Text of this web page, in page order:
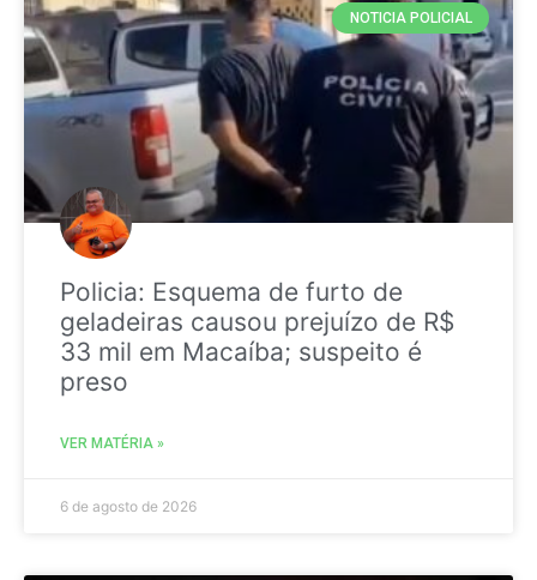
NOTICIA POLICIAL
Policia: Esquema de furto de
geladeiras causou prejuízo de R$
33 mil em Macaíba; suspeito é
preso
VER MATÉRIA »
6 de agosto de 2026